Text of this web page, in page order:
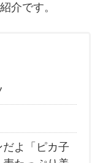
介です。
よ「ピカ子